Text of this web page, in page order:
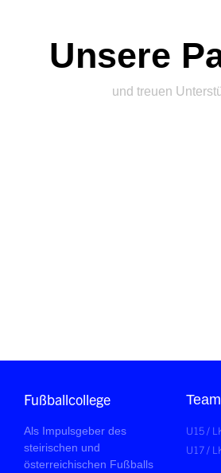
Unsere
und treuen
Fußballcollege
Als Impulsgeber des
steirischen und
österreichischen Fußballs
U15 /
U17 /